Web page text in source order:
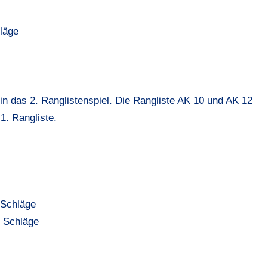
das 2. Ranglistenspiel. Die Rangliste AK 10 und AK 12
Rangliste.